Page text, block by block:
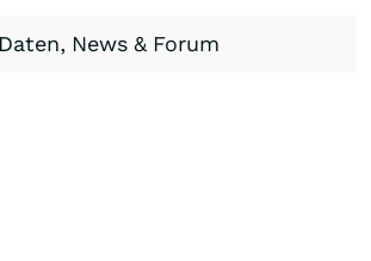
News & Forum